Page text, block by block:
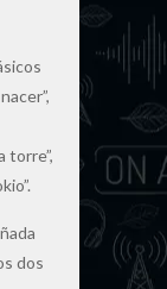
torre”,
dos